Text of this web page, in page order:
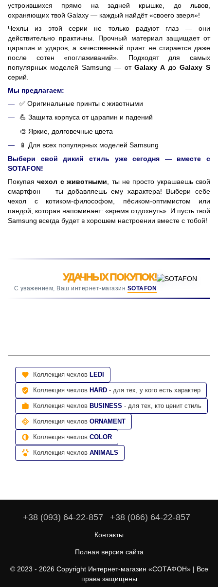
устроившихся прямо на задней крышке, до львов,
охраняющих твой Galaxy — каждый найдёт «своего зверя»!
Чехлы из этой серии не только радуют глаз — они
действительно практичны. Прочный материал защищает от
царапин и ударов, а качественный принт не стирается даже
после сотен «поглаживаний». Подходят для самых
популярных моделей Samsung — отGalaxy A доGalaxy S
серий.
Мы предлагаем:
✅ Оригинальные принты с животными
💪 Защита корпуса от царапин и падений
🎨 Яркие, долговечные цвета
📱 Для всех популярных моделей Samsung
Выбери свой дикий стиль уже сегодня — вместе с
SOTAFON!
Покупаячехол с животными, ты не просто украшаешь свой
смартфон — ты добавляешь ему характера! Выбери себе
чехол с котиком-философом, пёсиком-оптимистом или
пандой, которая напоминает: «время отдохнуть». И пусть твой
Samsung всегда будет в хорошем настроении вместе с тобой!
УДАЧНЫХ ПОКУПОК!
С уважением, Ваш интернет-магазин SOTAFON
Коллекция чехлов LEDI
Коллекция чехлов HARD - для тех, у кого есть характер
Коллекция чехлов BUSINESS - для тех, кто ценит стиль
Коллекция чехлов ORNAMENT
Коллекция чехлов COLOR
Коллекция чехлов ANIMALS
+38 (093) 64-22-857 +38 (066) 64-22-857
Контакты
Полная версия сайта
© 2023 - 2026 Copyright Интернет-магазин «СОТАФОН» | Все
права защищены